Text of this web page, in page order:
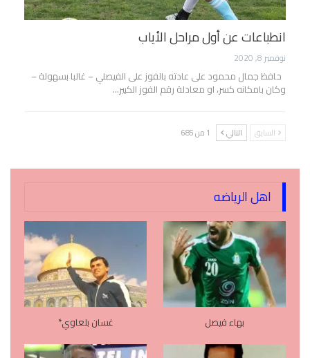
انطباعات عن أول مراحل الأياب
نوفمبر 8, 2020
حافظ جمال محمود على عادته بالفوز على الفيصلي – غالبا بسهولة –
وكان بامكانه كسر، او معادلة رقم الفوز الكبير…
السابق التالي 1 من 685
اهل الرياضه
بهاء فيصل غسان بلعاوي*